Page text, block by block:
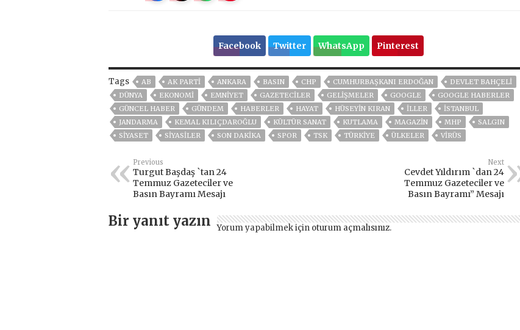
Facebook Twitter WhatsApp Pinterest
Tags AB AK PARTİ ANKARA BASIN CHP CUMHURBAŞKANI ERDOĞAN
DEVLET BAHÇELİ
DÜNYA
EKONOMİ EMNİYET GAZETECİLER GELIŞMELER GOOGLE
GOOGLE HABERLER
GÜNCEL HABER
GÜNDEM HABERLER HAYAT HÜSEYIN KIRAN İLLER
ISTANBUL
JANDARMA
KEMAL KILIÇDAROĞLU KÜLTÜR SANAT KUTLAMA MAGAZİN MHP
SALGIN
SİYASET
SİYASİLER SON DAKIKA SPOR TSK TÜRKİYE ÜLKELER VIRÜS
Previous
Turgut Başdaş `tan 24
Temmuz Gazeteciler ve
Basın Bayramı Mesajı
Next
Cevdet Yıldırım `dan 24
Temmuz Gazeteciler ve
Basın Bayramı” Mesajı
Bir yanıt yazın Yorum yapabilmek için oturum açmalısınız.